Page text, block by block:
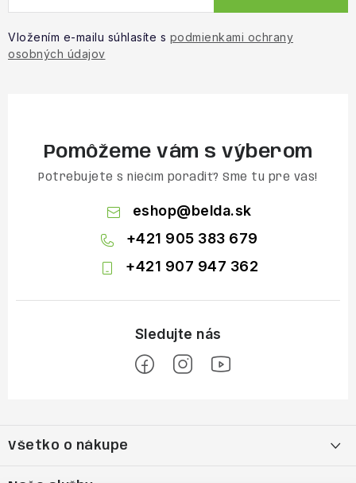
Vložením e-mailu súhlasíte s podmienkami ochrany
osobných údajov
Pomôžeme vám s výberom
Potrebujete s niečím poradiť? Sme tu pre vás!
eshop@belda.sk
+421 905 383 679
+421 907 947 362
p
ä
Všetko o nákupe